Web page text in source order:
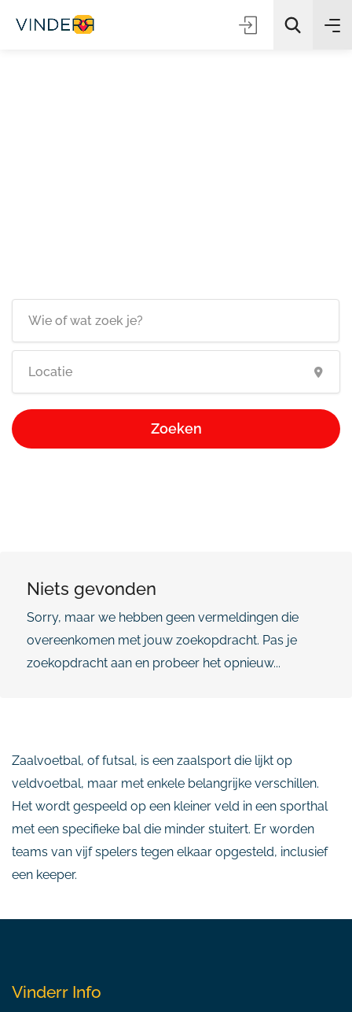
Zoeken
Niets gevonden
Sorry, maar we hebben geen vermeldingen die
overeenkomen met jouw zoekopdracht. Pas je
zoekopdracht aan en probeer het opnieuw...
Zaalvoetbal, of futsal, is een zaalsport die lijkt op
veldvoetbal, maar met enkele belangrijke verschillen.
Het wordt gespeeld op een kleiner veld in een sporthal
met een specifieke bal die minder stuitert. Er worden
teams van vijf spelers tegen elkaar opgesteld, inclusief
een keeper.
Vinderr Info